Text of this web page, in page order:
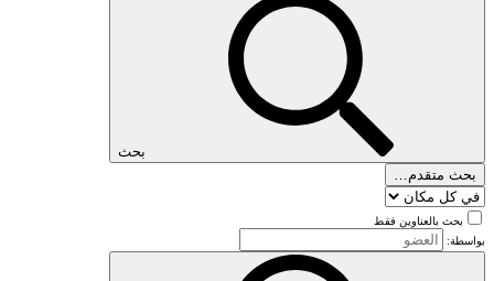
بحث
بحث متقدم…
بحث بالعناوين فقط
بواسطة: